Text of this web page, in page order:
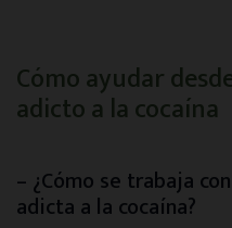
Cómo ayudar
adicto a la cocaína
– ¿Cómo se trabaja
adicta a la cocaína?